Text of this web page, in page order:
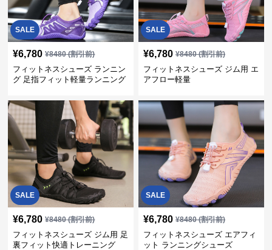
SALE
¥6,780 ¥8480(割引前)
フィットネスシューズ ランニン
グ 足指フィット軽量ランニング
SALE
¥6,780 ¥8480(割引前)
フィットネスシューズ ジム用 エ
アフロー軽量
SALE
¥6,780 ¥8480(割引前)
フィットネスシューズ ジム用 足
裏フィット快適トレーニング
SALE
¥6,780 ¥8480(割引前)
フィットネスシューズ エアフィ
ット ランニングシューズ